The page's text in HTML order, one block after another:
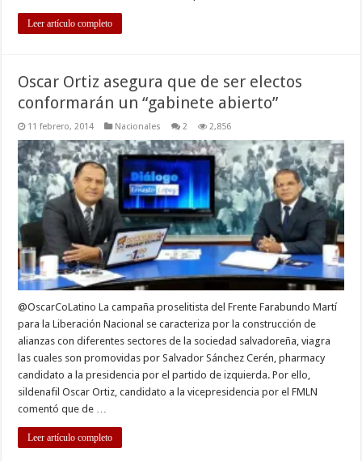
Leer artículo completo
Oscar Ortiz asegura que de ser electos
conformarán un “gabinete abierto”
11 febrero, 2014 Nacionales 2 2,856
@OscarCoLatino La campaña proselitista del Frente Farabundo Martí
para la Liberación Nacional se caracteriza por la construcción de
alianzas con diferentes sectores de la sociedad salvadoreña, viagra
las cuales son promovidas por Salvador Sánchez Cerén, pharmacy
candidato a la presidencia por el partido de izquierda. Por ello,
sildenafil Oscar Ortiz, candidato a la vicepresidencia por el FMLN
comentó que de …
Leer artículo completo